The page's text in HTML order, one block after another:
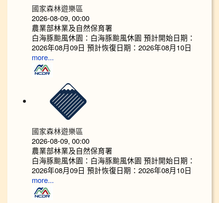
國家森林遊樂區
2026-08-09, 00:00
農業部林業及自然保育署
白海豚颱風休園：白海豚颱風休園 預計開始日期：
2026年08月09日 預計恢復日期：2026年08月10日
more...
國家森林遊樂區
2026-08-09, 00:00
農業部林業及自然保育署
白海豚颱風休園：白海豚颱風休園 預計開始日期：
2026年08月09日 預計恢復日期：2026年08月10日
more...